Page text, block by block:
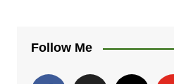
Follow Me